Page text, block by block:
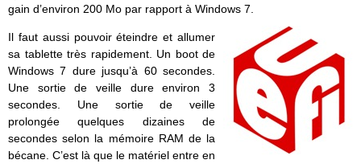
gain d’environ 200 Mo par rapport à Windows 7.
Il faut aussi pouvoir éteindre et allumer
sa tablette très rapidement. Un boot de
Windows 7 dure jusqu’à 60 secondes.
Une sortie de veille dure environ 3
secondes. Une sortie de veille
prolongée quelques dizaines de
secondes selon la mémoire RAM de la
bécane. C’est là que le matériel entre en